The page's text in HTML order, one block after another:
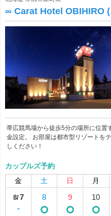
∞ Carat Hotel OBIHIRO
帯広競馬場から徒歩5分の場所に位
金設定。 お部屋は都市型リゾートを
しください！
カップルズ予約
金
土 日 月
8/7
-
8 9 10